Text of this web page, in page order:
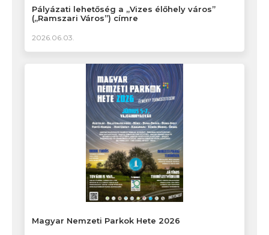
Pályázati lehetőség a „Vizes élőhely város”
(„Ramszari Város”) címre
2026.06.03.
Magyar Nemzeti Parkok Hete 2026